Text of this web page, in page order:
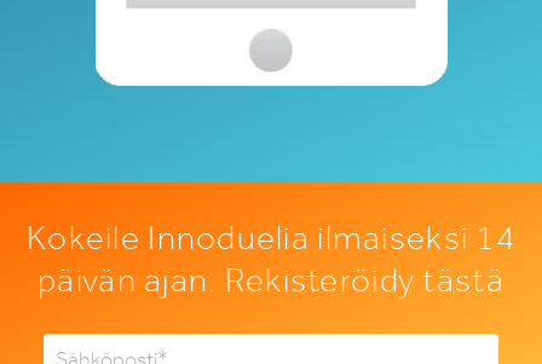
Kokeile Innoduelia ilmaiseksi 14
päivän ajan. Rekisteröidy tästä